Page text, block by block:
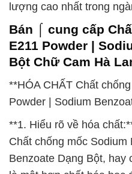
lượng cao nhất trong
Bán ⌠ cung cấp
E211 Powder |
Bột Chữ Cam Hà
**HÓA CHẤT Chất
Powder | Sodium
**1. Hiểu rõ về hóa
Chất chống mốc Sodium
Benzoate Dạng Bột, hay